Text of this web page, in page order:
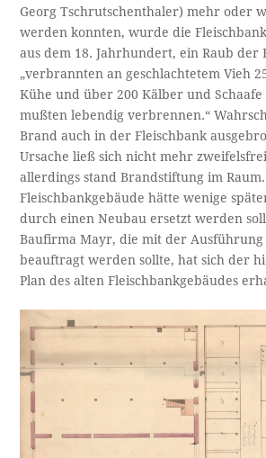
Georg Tschrutschenthaler) mehr oder
werden konnten, wurde die
aus dem 18. Jahrhundert, ein Raub der
„verbrannten an geschlachtetem Vieh
Kühe und über 200 Kälber und Schaafe
mußten lebendig verbrennen.“
Brand auch in der Fleischbank
Ursache ließ sich nicht mehr
allerdings stand Brandstiftung im Raum.
Fleischbankgebäude hätte wenige
durch einen Neubau ersetzt werden
Baufirma Mayr, die mit der Ausführung
beauftragt werden sollte, hat sich der
Plan des alten Fleischbankgebäudes